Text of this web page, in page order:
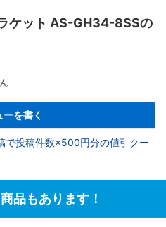
ケット AS-GH34-8SSの
ーを書く
で投稿件数×500円分の値引クー
品もあります！